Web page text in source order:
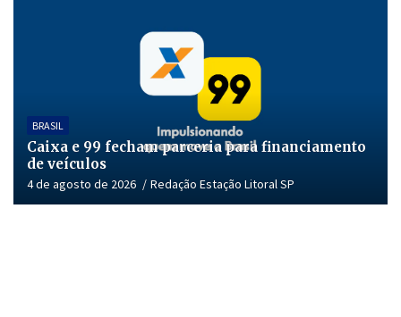
BRASIL
Caixa e 99 fecham parceria para financiamento
de veículos
4 de agosto de 2026 Redação Estação Litoral SP